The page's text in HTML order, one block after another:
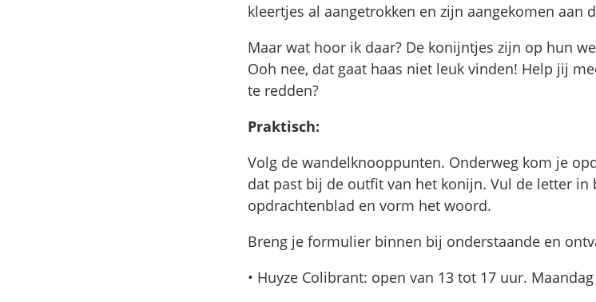
kleertjes al aangetrokken en zijn aangekomen aan
Maar wat hoor ik daar? De konijntjes zijn op hun
Ooh nee, dat gaat haas niet leuk vinden! Help jij
te redden?
Praktisch:
Volg de wandelknooppunten. Onderweg kom je
dat past bij de outfit van het konijn. Vul de letter
opdrachtenblad en vorm het woord.
Breng je formulier binnen bij onderstaande en
• Huyze Colibrant: open van 13 tot 17 uur.